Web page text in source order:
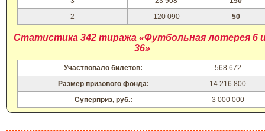
2
120 090 50
Статистика 342 тиража «Футбольная лотерея 6
36»
Участвовало билетов:
568 672
Размер призового фонда:
14 216 800
Суперприз, руб.:
3 000 000